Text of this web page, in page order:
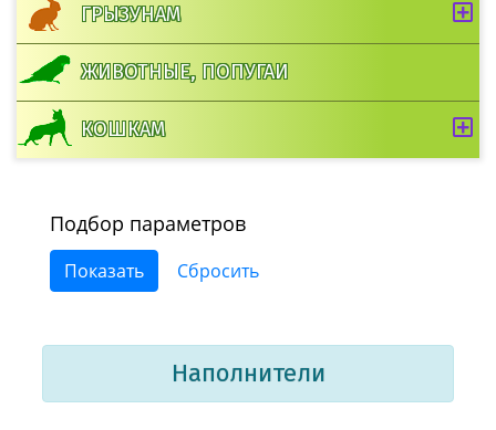
ГРЫЗУНАМ
ЖИВОТНЫЕ, ПОПУГАИ
КОШКАМ
Подбор параметров
Наполнители